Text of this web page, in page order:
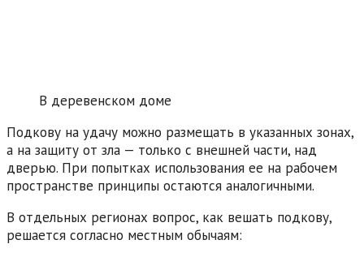
В деревенском доме
Подкову на удачу можно размещать в указанных зонах,
а на защиту от зла — только с внешней части, над
дверью. При попытках использования ее на рабочем
пространстве принципы остаются аналогичными.
В отдельных регионах вопрос, как вешать подкову,
решается согласно местным обычаям: